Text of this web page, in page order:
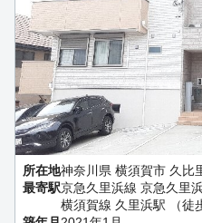
所在地神奈川県 横須賀市 久比
最寄駅京急久里浜線 京急久里
横須賀線 久里浜駅 （徒